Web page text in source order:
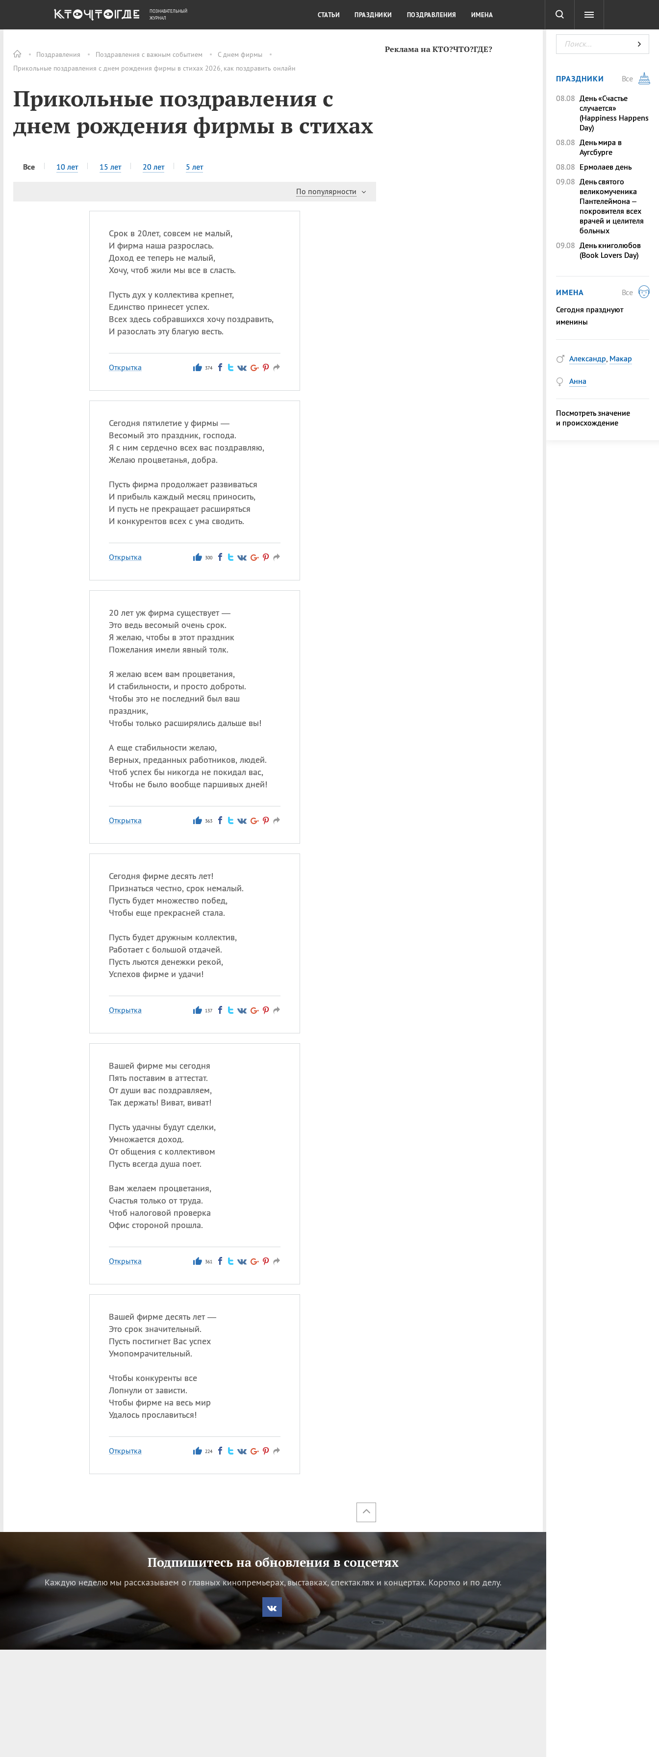
Поздравления Поздравления с важным событием
С днем фирмы
Прикольные поздравления с днем рождения фирмы в стихах 2026, как поздравить онлайн
Прикольные поздравления с
днем рождения фирмы в стихах
Все 10 лет 15 лет 20 лет 5 лет
По популярности
Срок в 20лет, совсем не малый,
И фирма наша разрослась.
Доход ее теперь не малый,
Хочу, чтоб жили мы все в сласть.
Пусть дух у коллектива крепнет,
Единство принесет успех.
Всех здесь собравшихся хочу поздравить,
И разослать эту благую весть.
Открытка 374
Сегодня пятилетие у фирмы —
Весомый это праздник, господа.
Я с ним сердечно всех вас поздравляю,
Желаю процветанья, добра.
Пусть фирма продолжает развиваться
И прибыль каждый месяц приносить,
И пусть не прекращает расширяться
И конкурентов всех с ума сводить.
Открытка 300
20 лет уж фирма существует —
Это ведь весомый очень срок.
Я желаю, чтобы в этот праздник
Пожелания имели явный толк.
Я желаю всем вам процветания,
И стабильности, и просто доброты.
Чтобы это не последний был ваш
праздник,
Чтобы только расширялись дальше вы!
А еще стабильности желаю,
Верных, преданных работников, людей.
Чтоб успех бы никогда не покидал вас,
Чтобы не было вообще паршивых дней!
Открытка 363
Сегодня фирме десять лет!
Признаться честно, срок немалый.
Пусть будет множество побед,
Чтобы еще прекрасней стала.
Пусть будет дружным коллектив,
Работает с большой отдачей.
Пусть льются денежки рекой,
Успехов фирме и удачи!
Открытка 137
Вашей фирме мы сегодня
Пять поставим в аттестат.
От души вас поздравляем,
Так держать! Виват, виват!
Пусть удачны будут сделки,
Умножается доход.
От общения с коллективом
Пусть всегда душа поет.
Вам желаем процветания,
Счастья только от труда.
Чтоб налоговой проверка
Офис стороной прошла.
Открытка 361
Вашей фирме десять лет —
Это срок значительный.
Пусть постигнет Вас успех
Умопомрачительный.
Чтобы конкуренты все
Лопнули от зависти.
Чтобы фирме на весь мир
Удалось прославиться!
Открытка 224
Реклама на КТО?ЧТО?ГДЕ?
Подпишитесь на обновления в соцсетях
Каждую неделю мы рассказываем о главных кинопремьерах, выставках, спектаклях и концертах. Коротко и по делу.
ОБЩЕСТВО ДЕНЬГИ КУЛЬТУРА КРАСОТА ТЕСТЫ
ПОЗНАВАТЕЛЬНЫЙ
ЖУРНАЛ
СТАТЬИ ПРАЗДНИКИ ПОЗДРАВЛЕНИЯ ИМЕНА
ПРАЗДНИКИ
Все
08.08 День «Счастье
случается»
(Happiness Happens
Day)
08.08 День мира в
Аугсбурге
08.08 Ермолаев день
09.08 День святого
великомученика
Пантелеймона –
покровителя всех
врачей и целителя
больных
09.08 День книголюбов
(Book Lovers Day)
ИМЕНА
Все
Сегодня празднуют
именины
Александр, Макар
Анна
Посмотреть значение
и происхождение